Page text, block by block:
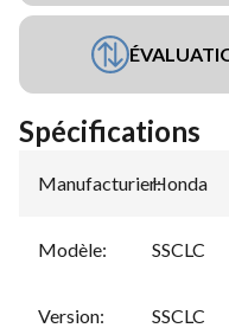
Spécifications
Manufacturier:
Honda
Modèle: SSCLC
Version: SSCLC